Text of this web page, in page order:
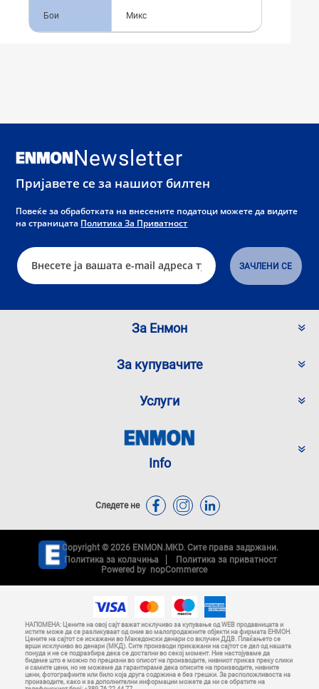
Бои Микс
Newsletter
Пријавете се за нашиот билтен
Повеќе за обработката на внесените податоци можете да видите
на страницата Политика За Приватност
За Енмон
За купувачите
Услуги
Info
Следете не
Copyright © 2026 ENMON.MKD. Сите права задржани.
Политика за колачиња
Политика за приватност
Powered by nopCommerce
НАПОМЕНА: Цените на овој сајт важат исклучиво за купување од WEB продавницата и
истите може да се разликуваат од оние во малопродажните објекти на фирмата ЕНМОН.
Цените на сајтот се искажани во Македонски денари со вклучен ДДВ. Плаќањето се
врши исклучиво во денари (МКД). Сите производи прикажани на сајтот се дел од нашата
понуда и не се подразбира дека се достапни во секој момент. Ние настојуваме да
бидеме што е можно по прецизни во описот на производите, нивниот приказ преку слики
и самите цени, но не можеме да гарантираме дека описите на производите, нивните
цени, фотографиите или било која друга содржина е без грешки. За расположливоста на
производите, како и за дополнителни информации можете да ни се обратите на